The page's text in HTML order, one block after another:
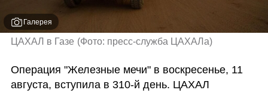
Галерея
ЦАХАЛ в Газе (Фото: пресс-служба ЦАХАЛа)
Операция "Железные мечи" в воскресенье, 11
августа, вступила в 310-й день. ЦАХАЛ